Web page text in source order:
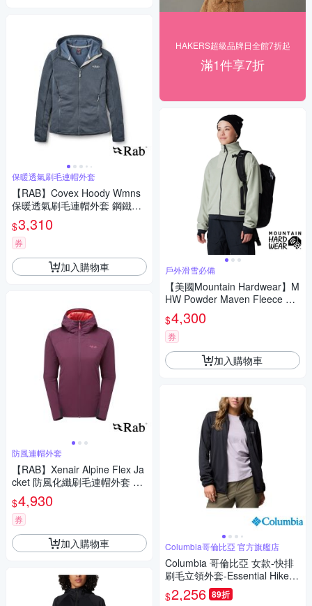
保暖透氣刷毛連帽外套
【RAB】Covex Hoody Wmns
保暖透氣刷毛連帽外套 鋼鐵藍
女款 #QFG49
$3,310
券
加入購物車
防風連帽外套
【RAB】Xenair Alpine Flex Ja
cket 防風化纖刷毛連帽外套 女
款 桑葚紫 #QIP42
$4,930
券
加入購物車
HAKERS超級品牌日全館7折起
滿1件享7折
戶外滑雪必備
【美國Mountain Hardwear】M
HW Powder Maven Fleece Ful
l Zip Jacket 高領保暖刷毛短版
外套 女款 鼠尾草白 #2077661
$4,300
券
加入購物車
Columbia哥倫比亞 官方旗艦店
Columbia 哥倫比亞 女款-快排
刷毛立領外套-Essential Hike-
黑色 UAR06700BK/JF
$2,256 89折